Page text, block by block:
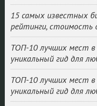
15 самых известных
рейтинги, стоимость
ТОП-10 лучших мест в
уникальный гид для
ТОП-10 лучших мест в
уникальный гид для